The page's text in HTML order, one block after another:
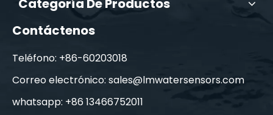
Categoría De Productos
Contáctenos
Teléfono: +86-60203018
Correo electrónico: sales@lmwatersensors.com
whatsapp: +86 13466752011